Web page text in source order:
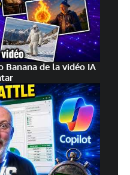
Banana de la vidéo IA